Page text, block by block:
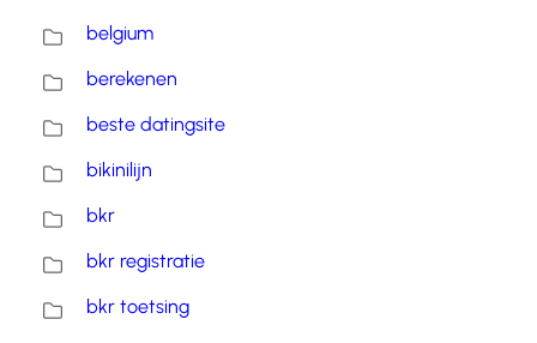
belgium
berekenen
beste datingsite
bikinilijn
bkr
bkr registratie
bkr toetsing